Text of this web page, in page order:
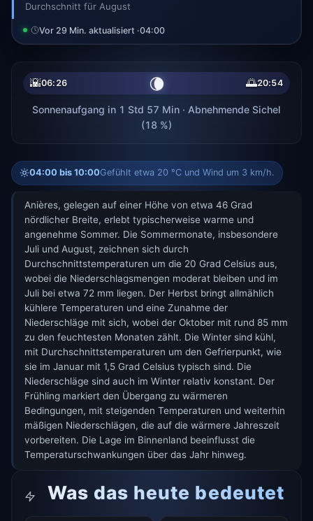
Durchschnitt für August
Vor 29 Min. aktualisiert ·04:00
🌇06:26 🌘 🌅20:54
Sonnenaufgang in 1 Std 57 Min · Abnehmende Sichel
(18 %)
04:00 bis 10:00Gefühlt etwa 20 °C und Wind um 3 km/h.
Anières, gelegen auf einer Höhe von etwa 46 Grad
nördlicher Breite, erlebt typischerweise warme und
angenehme Sommer. Die Sommermonate, insbesondere
Juli und August, zeichnen sich durch
Durchschnittstemperaturen um die 20 Grad Celsius aus,
wobei die Niederschlagsmengen moderat bleiben und im
Juli bei etwa 72 mm liegen. Der Herbst bringt allmählich
kühlere Temperaturen und eine Zunahme der
Niederschläge mit sich, wobei der Oktober mit rund 85 mm
zu den feuchtesten Monaten zählt. Die Winter sind kühl,
mit Durchschnittstemperaturen um den Gefrierpunkt, wie
sie im Januar mit 1,5 Grad Celsius typisch sind. Die
Niederschläge sind auch im Winter relativ konstant. Der
Frühling markiert den Übergang zu wärmeren
Bedingungen, mit steigenden Temperaturen und weiterhin
mäßigen Niederschlägen, die auf die wärmere Jahreszeit
vorbereiten. Die Lage im Binnenland beeinflusst die
Temperaturschwankungen über das Jahr hinweg.
Was das heute bedeutet